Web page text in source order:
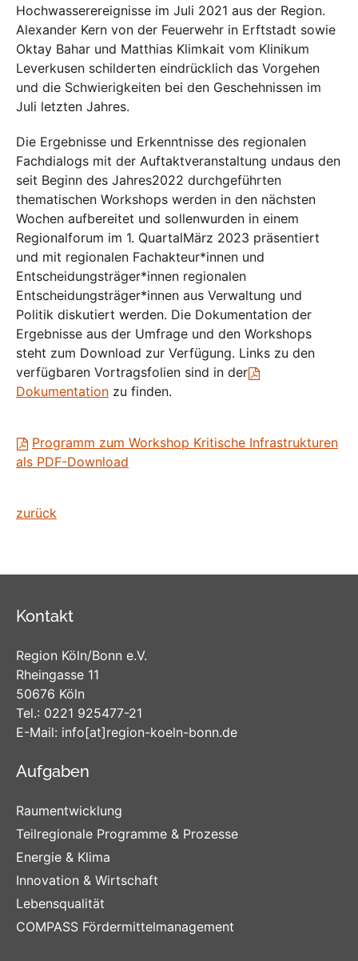
Hochwasserereignisse im Juli 2021 aus der Region.
Alexander Kern von der Feuerwehr in Erftstadt sowie
Oktay Bahar und Matthias Klimkait vom Klinikum
Leverkusen schilderten eindrücklich das Vorgehen
und die Schwierigkeiten bei den Geschehnissen im
Juli letzten Jahres.
Die Ergebnisse und Erkenntnisse des regionalen
Fachdialogs mit der Auftaktveranstaltung undaus den
seit Beginn des Jahres2022 durchgeführten
thematischen Workshops werden in den nächsten
Wochen aufbereitet und sollenwurden in einem
Regionalforum im 1. QuartalMärz 2023 präsentiert
und mit regionalen Fachakteur*innen und
Entscheidungsträger*innen regionalen
Entscheidungsträger*innen aus Verwaltung und
Politik diskutiert werden. Die Dokumentation der
Ergebnisse aus der Umfrage und den Workshops
steht zum Download zur Verfügung. Links zu den
verfügbaren Vortragsfolien sind in der
Dokumentation zu finden.
Programm zum Workshop Kritische Infrastrukturen
als PDF-Download
zurück
Kontakt
Region Köln/Bonn e.V.
Rheingasse 11
50676 Köln
Tel.: 0221 925477-21
E-Mail: info[at]region-koeln-bonn.de
Aufgaben
Raumentwicklung
Teilregionale Programme & Prozesse
Energie & Klima
Innovation & Wirtschaft
Lebensqualität
COMPASS Fördermittelmanagement